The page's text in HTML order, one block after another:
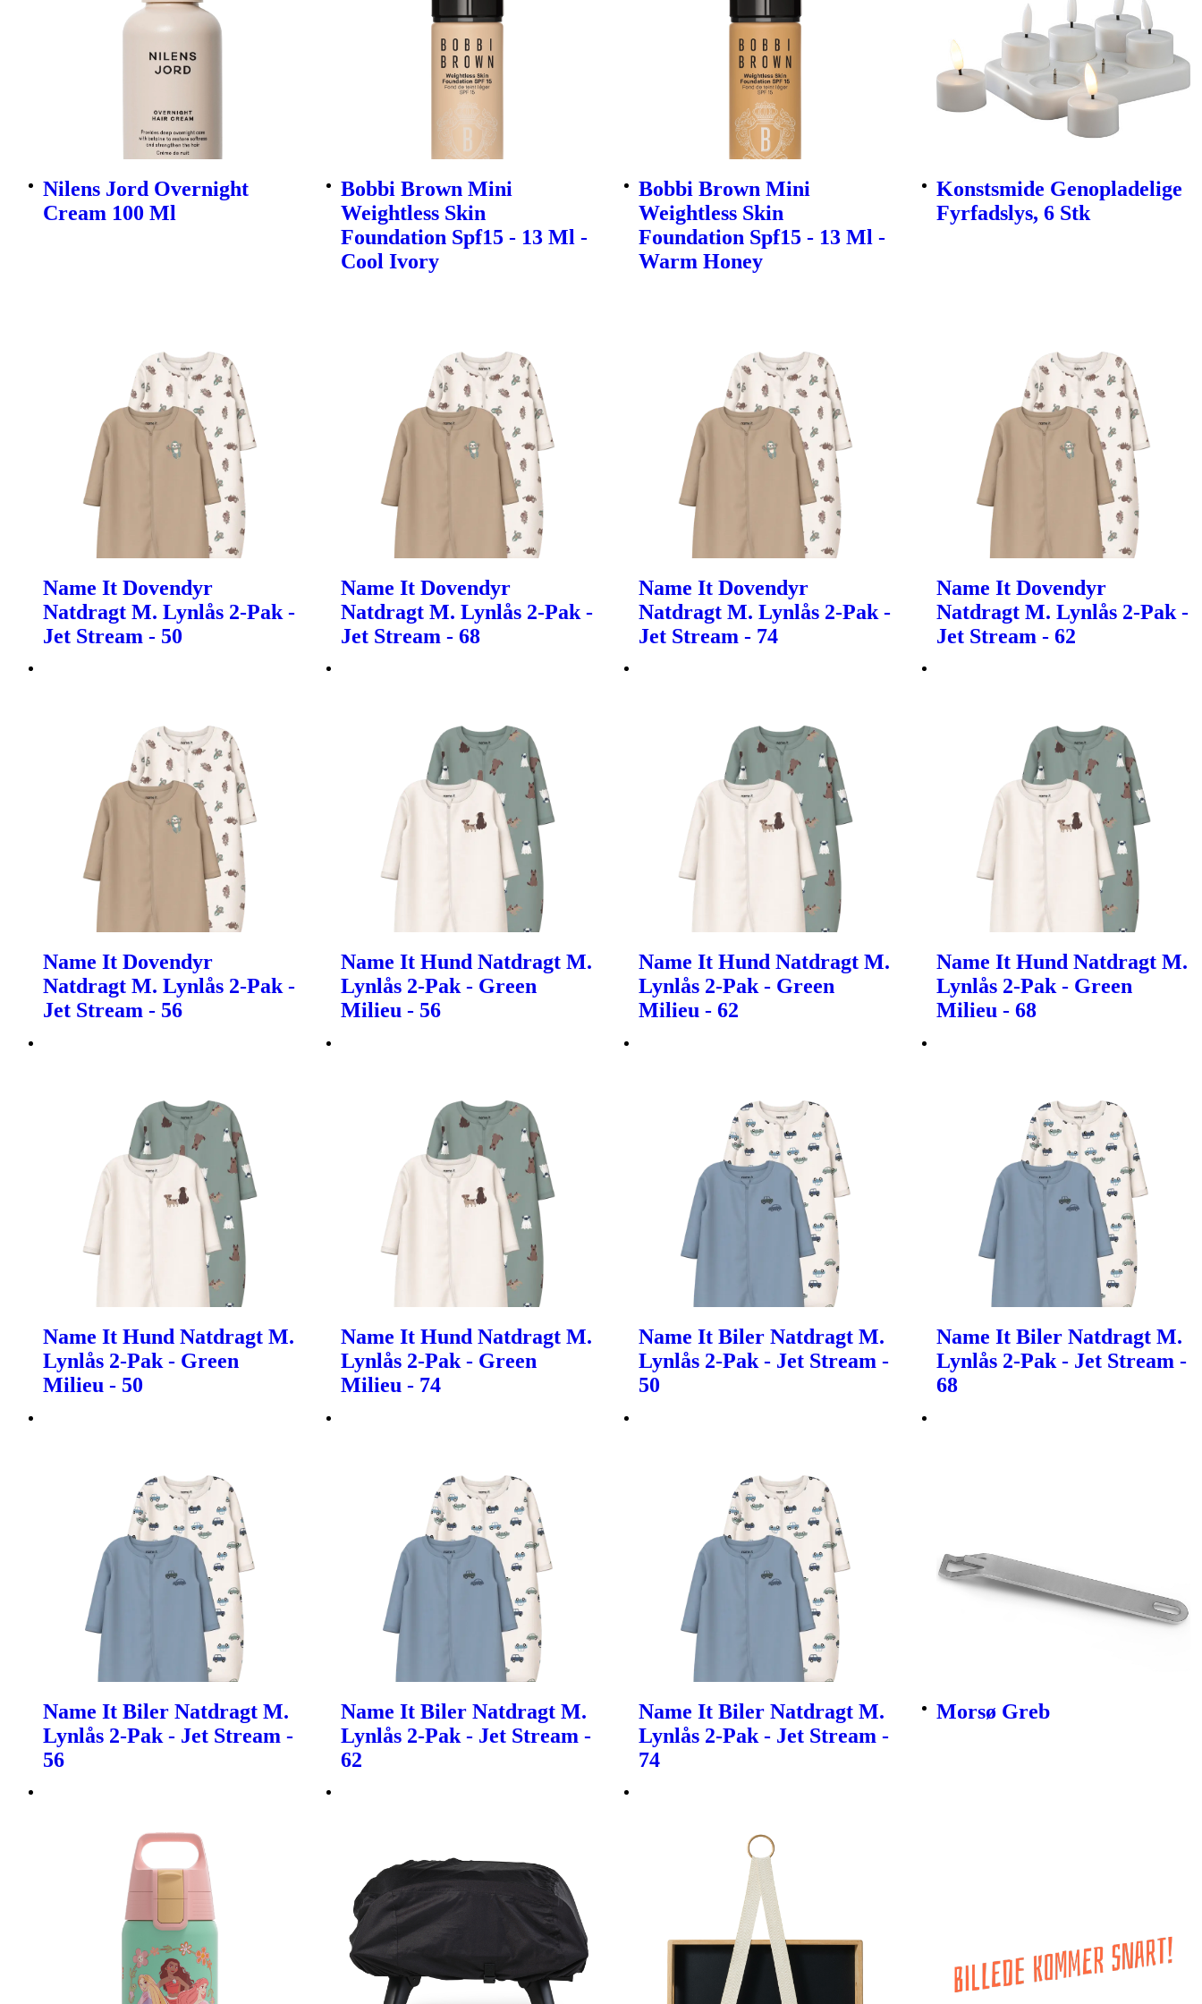
Nilens Jord Overnight
Cream 100 Ml
Bobbi Brown Mini
Weightless Skin
Foundation Spf15 - 13 Ml -
Cool Ivory
Bobbi Brown Mini
Weightless Skin
Foundation Spf15 - 13 Ml -
Warm Honey
Konstsmide Genopladelige
Fyrfadslys, 6 Stk
Name It Dovendyr
Natdragt M. Lynlås 2-Pak -
Jet Stream - 50
Name It Dovendyr
Natdragt M. Lynlås 2-Pak -
Jet Stream - 68
Name It Dovendyr
Natdragt M. Lynlås 2-Pak -
Jet Stream - 74
Name It Dovendyr
Natdragt M. Lynlås 2-Pak -
Jet Stream - 62
Name It Dovendyr
Natdragt M. Lynlås 2-Pak -
Jet Stream - 56
Name It Hund Natdragt M.
Lynlås 2-Pak - Green
Milieu - 56
Name It Hund Natdragt M.
Lynlås 2-Pak - Green
Milieu - 62
Name It Hund Natdragt M.
Lynlås 2-Pak - Green
Milieu - 68
Name It Hund Natdragt M.
Lynlås 2-Pak - Green
Milieu - 50
Name It Hund Natdragt M.
Lynlås 2-Pak - Green
Milieu - 74
Name It Biler Natdragt M.
Lynlås 2-Pak - Jet Stream -
50
Name It Biler Natdragt M.
Lynlås 2-Pak - Jet Stream -
68
Name It Biler Natdragt M.
Lynlås 2-Pak - Jet Stream -
56
Name It Biler Natdragt M.
Lynlås 2-Pak - Jet Stream -
62
Name It Biler Natdragt M.
Lynlås 2-Pak - Jet Stream -
74
Morsø Greb